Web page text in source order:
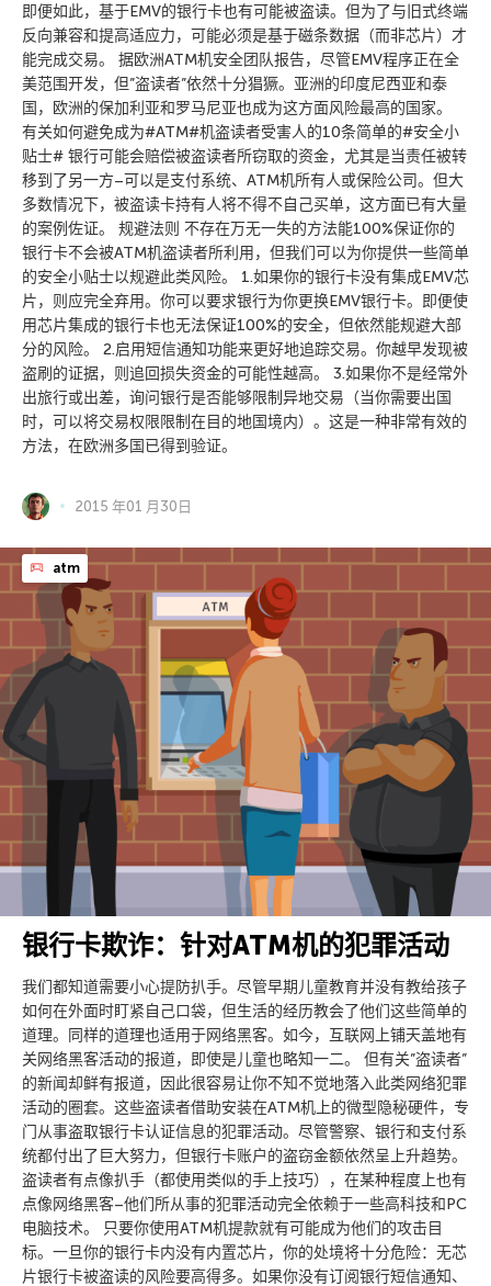
即便如此，基于EMV的银行卡也有可能被盗读。但为了与旧式终端
反向兼容和提高适应力，可能必须是基于磁条数据（而非芯片）才
能完成交易。 据欧洲ATM机安全团队报告，尽管EMV程序正在全
美范围开发，但”盗读者”依然十分猖獗。亚洲的印度尼西亚和泰
国，欧洲的保加利亚和罗马尼亚也成为这方面风险最高的国家。
有关如何避免成为#ATM#机盗读者受害人的10条简单的#安全小
贴士# 银行可能会赔偿被盗读者所窃取的资金，尤其是当责任被转
移到了另一方–可以是支付系统、ATM机所有人或保险公司。但大
多数情况下，被盗读卡持有人将不得不自己买单，这方面已有大量
的案例佐证。 规避法则 不存在万无一失的方法能100%保证你的
银行卡不会被ATM机盗读者所利用，但我们可以为你提供一些简单
的安全小贴士以规避此类风险。 1.如果你的银行卡没有集成EMV芯
片，则应完全弃用。你可以要求银行为你更换EMV银行卡。即便使
用芯片集成的银行卡也无法保证100%的安全，但依然能规避大部
分的风险。 2.启用短信通知功能来更好地追踪交易。你越早发现被
盗刷的证据，则追回损失资金的可能性越高。 3.如果你不是经常外
出旅行或出差，询问银行是否能够限制异地交易（当你需要出国
时，可以将交易权限限制在目的地国境内）。这是一种非常有效的
方法，在欧洲多国已得到验证。
2015 年01 月30日
atm
银行卡欺诈：针对ATM机的犯罪活动
我们都知道需要小心提防扒手。尽管早期儿童教育并没有教给孩子
如何在外面时盯紧自己口袋，但生活的经历教会了他们这些简单的
道理。同样的道理也适用于网络黑客。如今，互联网上铺天盖地有
关网络黑客活动的报道，即使是儿童也略知一二。 但有关”盗读者”
的新闻却鲜有报道，因此很容易让你不知不觉地落入此类网络犯罪
活动的圈套。这些盗读者借助安装在ATM机上的微型隐秘硬件，专
门从事盗取银行卡认证信息的犯罪活动。尽管警察、银行和支付系
统都付出了巨大努力，但银行卡账户的盗窃金额依然呈上升趋势。
盗读者有点像扒手（都使用类似的手上技巧），在某种程度上也有
点像网络黑客–他们所从事的犯罪活动完全依赖于一些高科技和PC
电脑技术。 只要你使用ATM机提款就有可能成为他们的攻击目
标。一旦你的银行卡内没有内置芯片，你的处境将十分危险：无芯
片银行卡被盗读的风险要高得多。如果你没有订阅银行短信通知、